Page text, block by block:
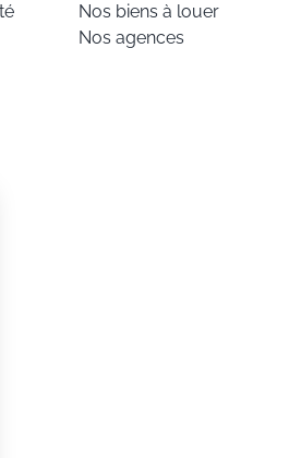
Nos biens à louer
Nos agences